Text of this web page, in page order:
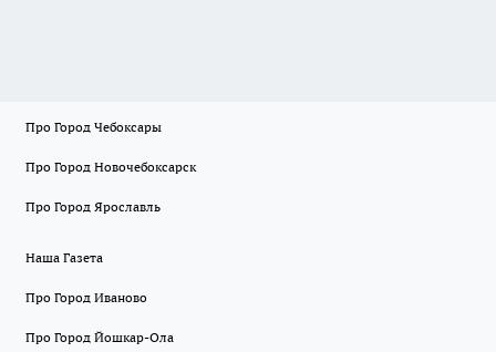
Про Город Чебоксары
Про Город Новочебоксарск
Про Город Ярославль
Наша Газета
Про Город Иваново
Про Город Йошкар-Ола